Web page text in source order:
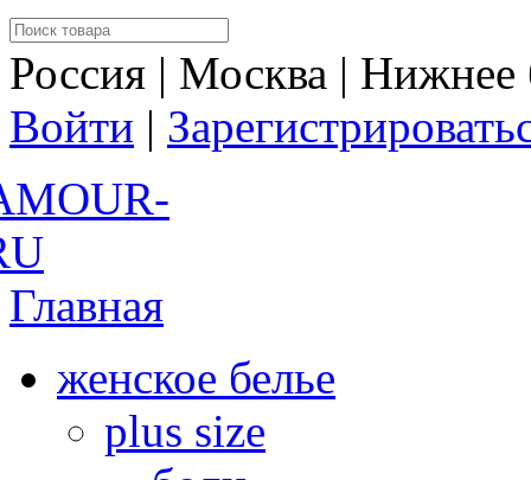
Россия | Москва |
Войти |
Главная
женское белье
plus size